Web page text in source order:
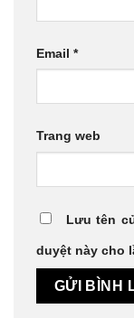
Email *
Trang web
Lưu tên
duyệt này cho